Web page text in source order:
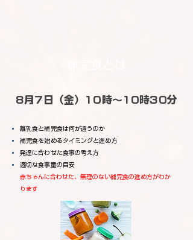
8月7日（金）10時～10時30分
離乳食と補完食は何が違うのか
補完食を始めるタイミングと進め方
発達に合わせた食事の考え方
適切な食事量の目安
赤ちゃんに合わせた、無理のない補完食の進め方がわか
ります